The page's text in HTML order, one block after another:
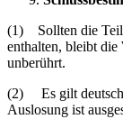
(1) Sollten die
enthalten, bleibt
unberührt.
(2) Es gilt
Auslosung ist